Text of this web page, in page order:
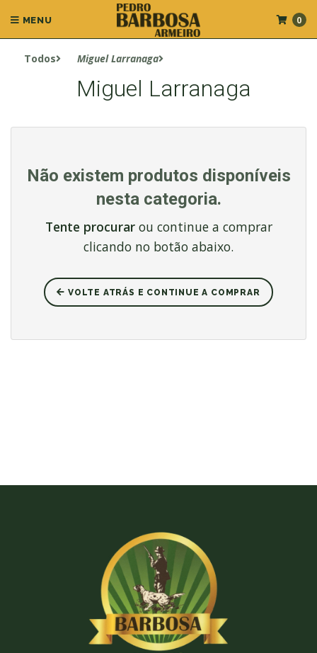
MENU 0
Todos Miguel Larranaga
Miguel Larranaga
Não existem produtos disponíveis
nesta categoria.
Tente procurarou continue a comprar
clicando no botão abaixo.
VOLTE ATRÁS E CONTINUE A COMPRAR